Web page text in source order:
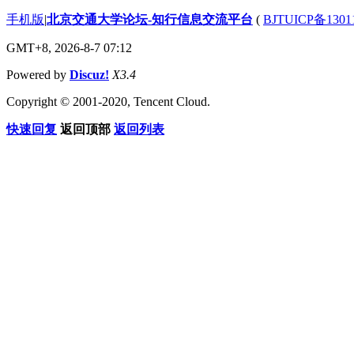
手机版|北京交通大学论坛-知行信息交流平台 ( BJTUICP备
GMT+8, 2026-8-7 07:12
Powered by Discuz! X3.4
Copyright © 2001-2020, Tencent Cloud.
快速回复 返回顶部 返回列表